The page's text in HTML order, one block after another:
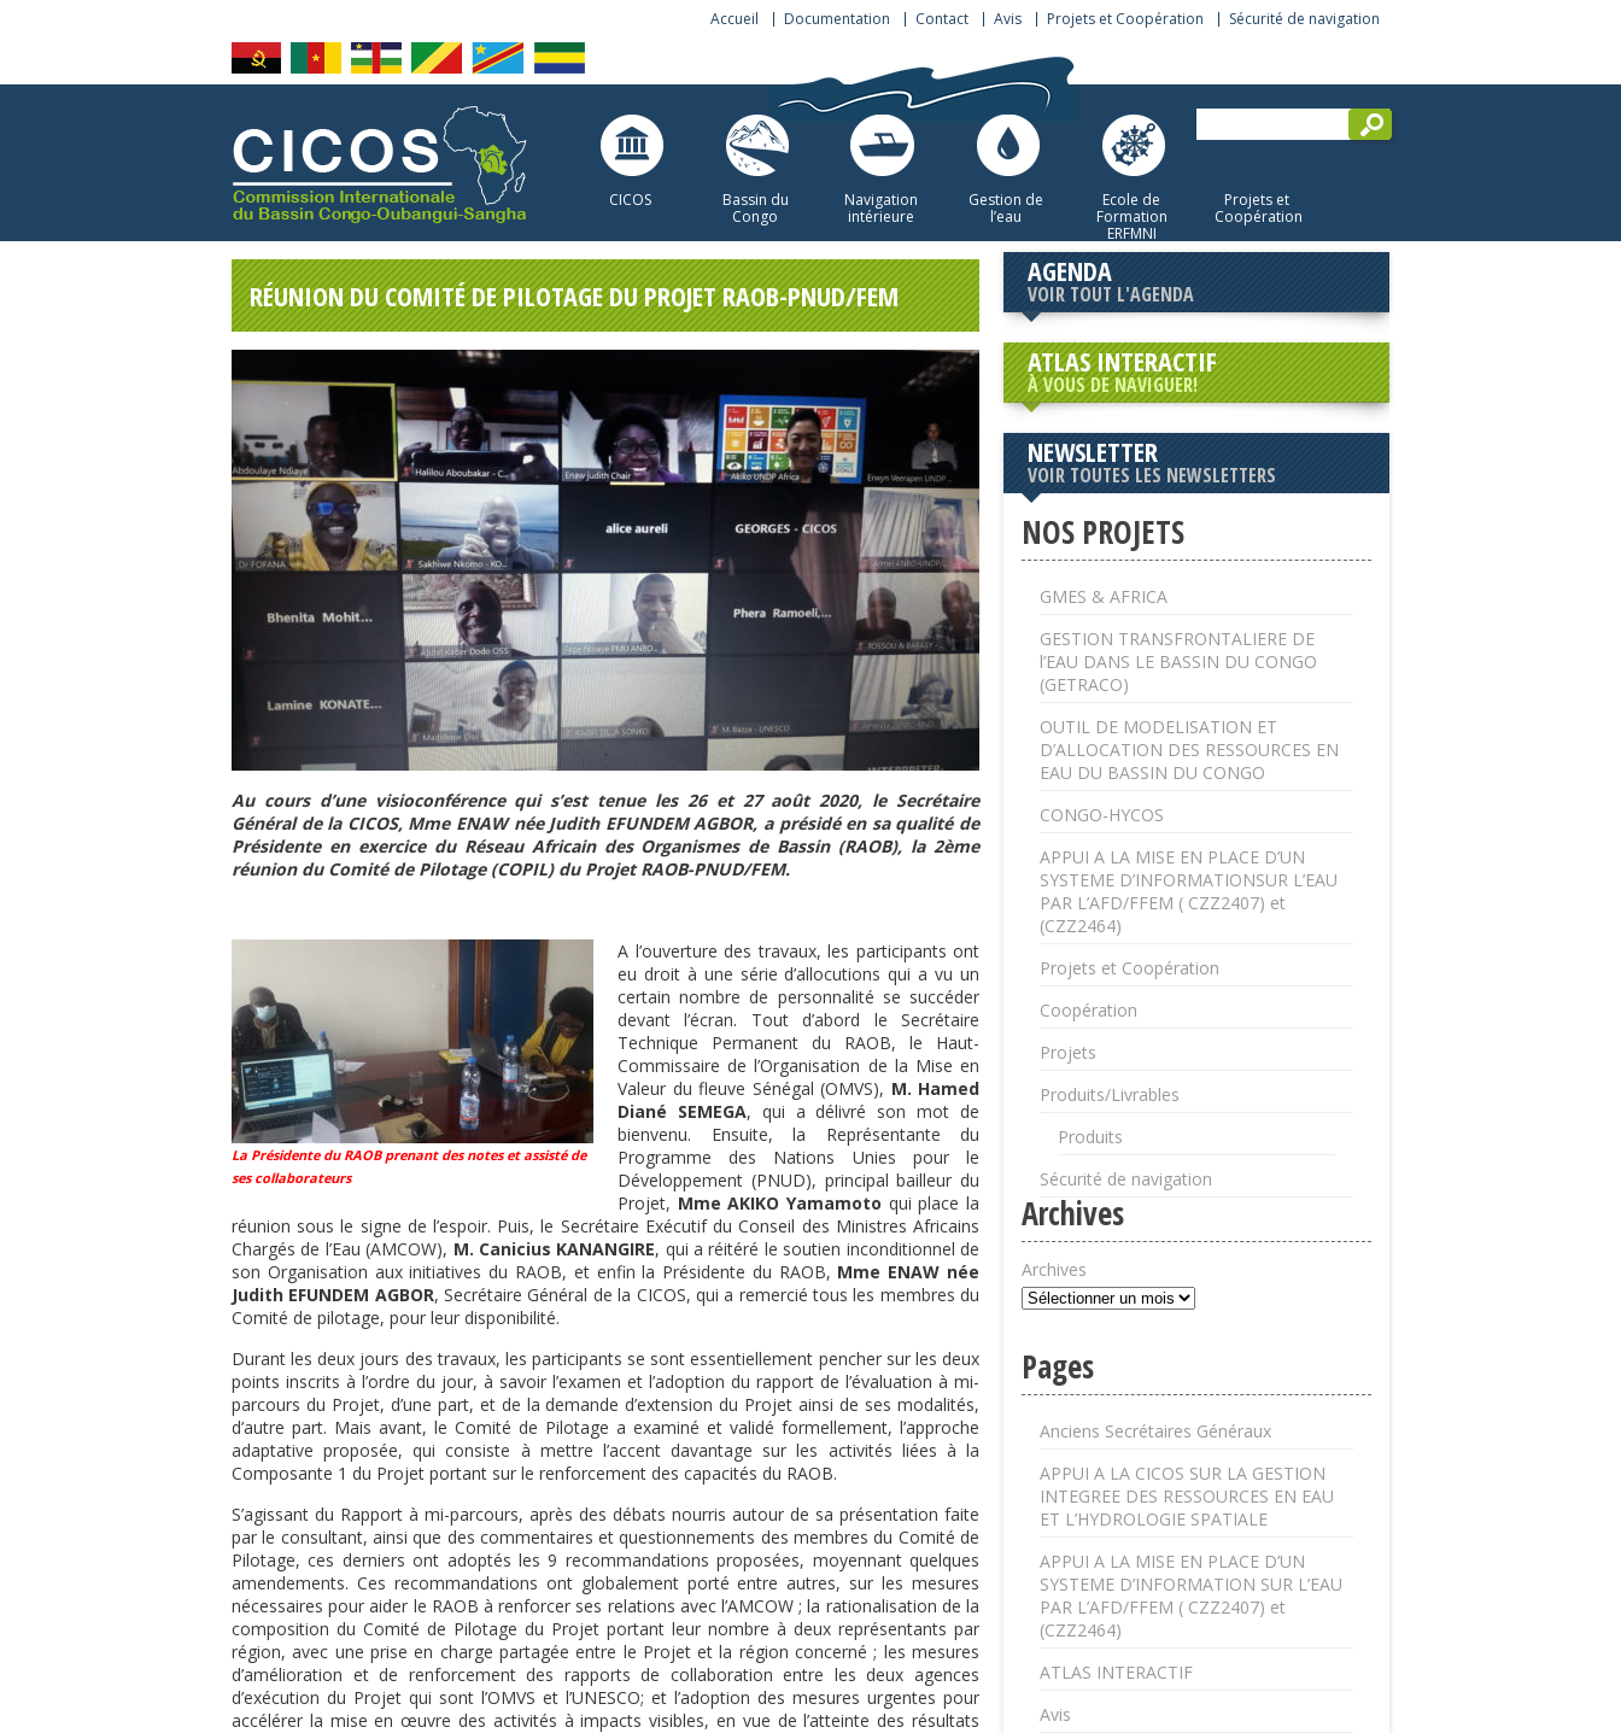
Accueil Documentation Contact Avis Projets et Coopération Sécurité de navigation
CICOS
Bassin du
Congo
Navigation
intérieure
Gestion de
l’eau
Ecole de
Formation
ERFMNI
Projets et
Coopération
RÉUNION DU COMITÉ DE PILOTAGE DU PROJET RAOB-PNUD/FEM
Au cours d’une visioconférence qui s’est tenue les 26 et 27 août 2020, le Secrétaire
Général de la CICOS, Mme ENAW née Judith EFUNDEM AGBOR, a présidé en sa qualité de
Présidente en exercice du Réseau Africain des Organismes de Bassin (RAOB), la 2ème
réunion du Comité de Pilotage (COPIL) du Projet RAOB-PNUD/FEM.
La Présidente du RAOB prenant des notes et assisté de
ses collaborateurs
A l’ouverture des travaux, les participants ont
eu droit à une série d’allocutions qui a vu un
certain nombre de personnalité se succéder
devant l’écran. Tout d’abord le Secrétaire
Technique Permanent du RAOB, le Haut-
Commissaire de l’Organisation de la Mise en
Valeur du fleuve Sénégal (OMVS), M. Hamed
Diané SEMEGA, qui a délivré son mot de
bienvenu. Ensuite, la Représentante du
Programme des Nations Unies pour le
Développement (PNUD), principal bailleur du
Projet, Mme AKIKO Yamamoto qui place la
réunion sous le signe de l’espoir. Puis, le Secrétaire Exécutif du Conseil des Ministres Africains
Chargés de l’Eau (AMCOW), M. Canicius KANANGIRE, qui a réitéré le soutien inconditionnel de
son Organisation aux initiatives du RAOB, et enfin la Présidente du RAOB, Mme ENAW née
Judith EFUNDEM AGBOR, Secrétaire Général de la CICOS, qui a remercié tous les membres du
Comité de pilotage, pour leur disponibilité.
Durant les deux jours des travaux, les participants se sont essentiellement pencher sur les deux
points inscrits à l’ordre du jour, à savoir l’examen et l’adoption du rapport de l’évaluation à mi-
parcours du Projet, d’une part, et de la demande d’extension du Projet ainsi de ses modalités,
d’autre part. Mais avant, le Comité de Pilotage a examiné et validé formellement, l’approche
adaptative proposée, qui consiste à mettre l’accent davantage sur les activités liées à la
Composante 1 du Projet portant sur le renforcement des capacités du RAOB.
S’agissant du Rapport à mi-parcours, après des débats nourris autour de sa présentation faite
par le consultant, ainsi que des commentaires et questionnements des membres du Comité de
Pilotage, ces derniers ont adoptés les 9 recommandations proposées, moyennant quelques
amendements. Ces recommandations ont globalement porté entre autres, sur les mesures
nécessaires pour aider le RAOB à renforcer ses relations avec l’AMCOW ; la rationalisation de la
composition du Comité de Pilotage du Projet portant leur nombre à deux représentants par
région, avec une prise en charge partagée entre le Projet et la région concerné ; les mesures
d’amélioration et de renforcement des rapports de collaboration entre les deux agences
d’exécution du Projet qui sont l’OMVS et l’UNESCO; et l’adoption des mesures urgentes pour
accélérer la mise en œuvre des activités à impacts visibles, en vue de l’atteinte des résultats
AGENDA
VOIR TOUT L'AGENDA
ATLAS INTERACTIF
À VOUS DE NAVIGUER!
NEWSLETTER
VOIR TOUTES LES NEWSLETTERS
NOS PROJETS
GMES & AFRICA
GESTION TRANSFRONTALIERE DE
l’EAU DANS LE BASSIN DU CONGO
(GETRACO)
OUTIL DE MODELISATION ET
D’ALLOCATION DES RESSOURCES EN
EAU DU BASSIN DU CONGO
CONGO-HYCOS
APPUI A LA MISE EN PLACE D’UN
SYSTEME D’INFORMATIONSUR L’EAU
PAR L’AFD/FFEM ( CZZ2407) et
(CZZ2464)
Projets et Coopération
Coopération
Projets
Produits/Livrables
Produits
Sécurité de navigation
Archives
Archives
Pages
Anciens Secrétaires Généraux
APPUI A LA CICOS SUR LA GESTION
INTEGREE DES RESSOURCES EN EAU
ET L’HYDROLOGIE SPATIALE
APPUI A LA MISE EN PLACE D’UN
SYSTEME D’INFORMATION SUR L’EAU
PAR L’AFD/FFEM ( CZZ2407) et
(CZZ2464)
ATLAS INTERACTIF
Avis